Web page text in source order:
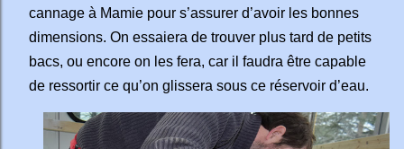
cannage à Mamie pour s’assurer d’avoir les bonnes
dimensions. On essaiera de trouver plus tard de petits
bacs, ou encore on les fera, car il faudra être capable
de ressortir ce qu’on glissera sous ce réservoir d’eau.